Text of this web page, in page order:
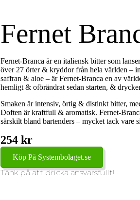
Fernet
Fernet-Branca är en italiensk bitter som
över 27 örter & kryddor från hela världen –
saffran & aloe – är Fernet-Branca en av
hemligt & oförändrat sedan starten, &
Smaken är intensiv, örtig & distinkt bitter,
Doften är kraftfull & aromatisk. Fernet-
särskilt bland bartenders – mycket tack
254 kr
Köp På Systembolaget.se
Tänk på att dricka ansvarsfullt!